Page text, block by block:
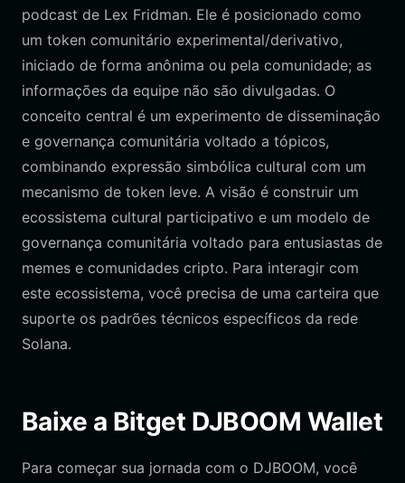
podcast de Lex Fridman. Ele é posicionado como
um token comunitário experimental/derivativo,
iniciado de forma anônima ou pela comunidade; as
informações da equipe não são divulgadas. O
conceito central é um experimento de disseminação
e governança comunitária voltado a tópicos,
combinando expressão simbólica cultural com um
mecanismo de token leve. A visão é construir um
ecossistema cultural participativo e um modelo de
governança comunitária voltado para entusiastas de
memes e comunidades cripto. Para interagir com
este ecossistema, você precisa de uma carteira que
suporte os padrões técnicos específicos da rede
Solana.
Baixe a Bitget DJBOOM Wallet
Para começar sua jornada com o DJBOOM, você